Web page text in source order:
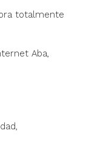
totalmente
Aba,